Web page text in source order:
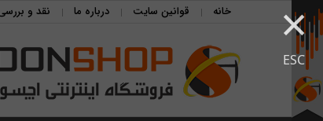
×
ESC
خانه قوانین سایت درباره ما نقد و